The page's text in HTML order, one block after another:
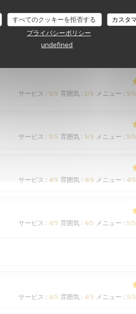
すべてのクッキーを拒否する
カスタ
プライバシーポリシー
undefined
サービス : 5/5 雰囲気:5/5 メニュー: 5/5
Merci à toute l'équipe.
サービス : 5/5 雰囲気 : 5/5 メニュー : 5/5
サービス : 5/5 雰囲気 : 5/5 メニュー : 5/5
サービス : 4/5 雰囲気 : 4/5 メニュー : 4/5
サービス : 4/5 雰囲気 : 4/5 メニュー : 5/5
サービス : 4/5 雰囲気 : 4/5 メニュー : 5/5